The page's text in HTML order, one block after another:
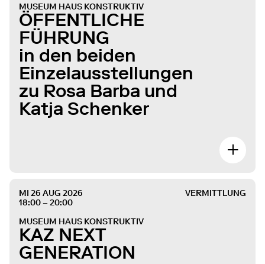
MUSEUM HAUS KONSTRUKTIV
ÖFFENTLICHE
FÜHRUNG
in den beiden
Einzelausstellungen
zu Rosa Barba und
Katja Schenker
MI 26 AUG 2026
18:00 – 20:00
VERMITTLUNG
MUSEUM HAUS KONSTRUKTIV
KAZ NEXT
GENERATION